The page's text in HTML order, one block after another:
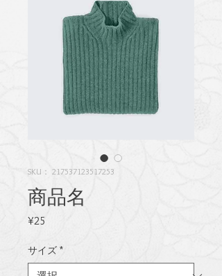
SKU： 217537123517253
商品名
¥25
サイズ *